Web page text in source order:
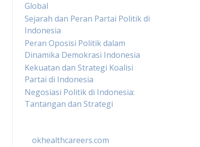
Global
Sejarah dan Peran Partai Politik di
Indonesia
Peran Oposisi Politik dalam
Dinamika Demokrasi Indonesia
Kekuatan dan Strategi Koalisi
Partai di Indonesia
Negosiasi Politik di Indonesia:
Tantangan dan Strategi
okhealthcareers.com